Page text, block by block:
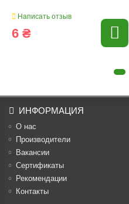
Написать отзыв
6 ₴
ИНФОРМАЦИЯ
О нас
Производители
Вакансии
Cертификаты
Рекомендации
Контакты